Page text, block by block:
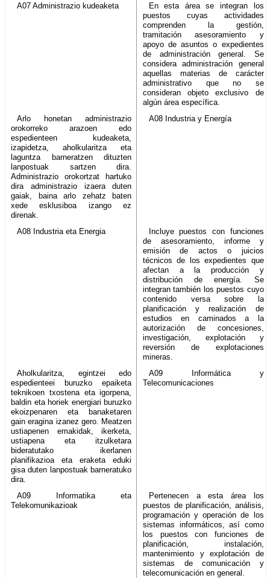
A07 Administrazio kudeaketa
En esta área se integran los
puestos cuyas actividades
comprenden la gestión,
tramitación asesoramiento y
apoyo de asuntos o expedientes
de administración general. Se
considera administración general
aquellas materias de carácter
administrativo que no se
consideran objeto exclusivo de
algún área específica.
Arlo honetan administrazio
orokorreko arazoen edo
espedienteen kudeaketa,
izapidetza, aholkularitza eta
laguntza barneratzen dituzten
lanpostuak sartzen dira.
Administrazio orokortzat hartuko
dira administrazio izaera duten
gaiak, baina arlo zehatz baten
xede esklusiboa izango ez
direnak.
A08 Industria y Energía
A08 Industria eta Energia
Incluye puestos con funciones
de asesoramiento, informe y
emisión de actos o juicios
técnicos de los expedientes que
afectan a la producción y
distribución de energía. Se
integran también los puestos cuyo
contenido versa sobre la
planificación y realización de
estudios en caminados a la
autorización de concesiones,
investigación, explotación y
reversión de explotaciones
mineras.
Aholkularitza, egintzei edo
espedienteei buruzko epaiketa
teknikoen txostena eta igorpena,
baldin eta horiek energiari buruzko
ekoizpenaren eta banaketaren
gain eragina izanez gero. Meatzen
ustiapenen emakidak, ikerketa,
ustiapena eta itzulketara
bideratutako ikerlanen
planifikazioa eta eraketa eduki
gisa duten lanpostuak barneratuko
dira.
A09 Informática y
Telecomunicaciones
A09 Informatika eta
Telekomunikazioak
Pertenecen a esta área los
puestos de planificación, análisis,
programación y operación de los
sistemas informáticos, así como
los puestos con funciones de
planificación, instalación,
mantenimiento y explotación de
sistemas de comunicación y
telecomunicación en general.